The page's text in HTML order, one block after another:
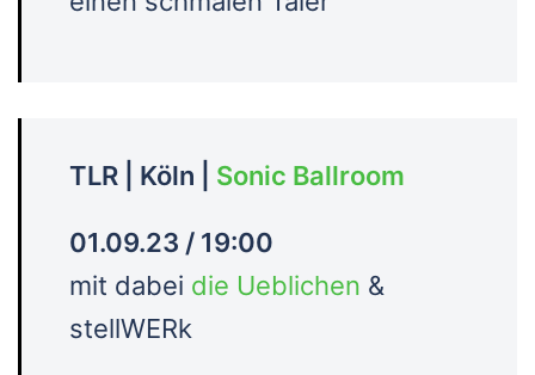
TLR | Köln | Sonic Ballroom
01.09.23 / 19:00
mit dabei die Ueblichen &
stellWERk